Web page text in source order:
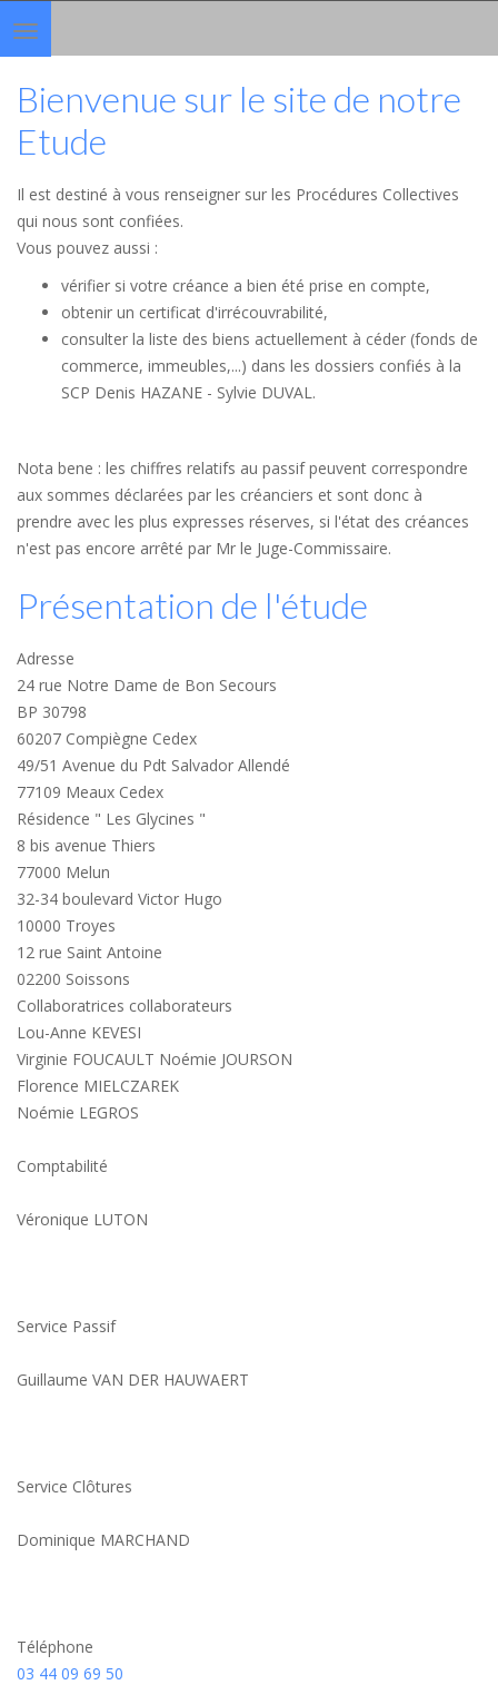
Toggle
navigation
Bienvenue sur le site de notre
Etude
Il est destiné à vous renseigner sur les Procédures Collectives
qui nous sont confiées.
Vous pouvez aussi :
vérifier si votre créance a bien été prise en compte,
obtenir un certificat d'irrécouvrabilité,
consulter la liste des biens actuellement à céder (fonds de
commerce, immeubles,...) dans les dossiers confiés à la
SCP Denis HAZANE - Sylvie DUVAL.
Nota bene : les chiffres relatifs au passif peuvent correspondre
aux sommes déclarées par les créanciers et sont donc à
prendre avec les plus expresses réserves, si l'état des créances
n'est pas encore arrêté par Mr le Juge-Commissaire.
Présentation de l'étude
Adresse
24 rue Notre Dame de Bon Secours
BP 30798
60207 Compiègne Cedex
49/51 Avenue du Pdt Salvador Allendé
77109 Meaux Cedex
Résidence " Les Glycines "
8 bis avenue Thiers
77000 Melun
32-34 boulevard Victor Hugo
10000 Troyes
12 rue Saint Antoine
02200 Soissons
Collaboratrices collaborateurs
Lou-Anne KEVESI
Virginie FOUCAULT Noémie JOURSON
Florence MIELCZAREK
Noémie LEGROS
Comptabilité
Véronique LUTON
Service Passif
Guillaume VAN DER HAUWAERT
Service Clôtures
Dominique MARCHAND
Téléphone
03 44 09 69 50